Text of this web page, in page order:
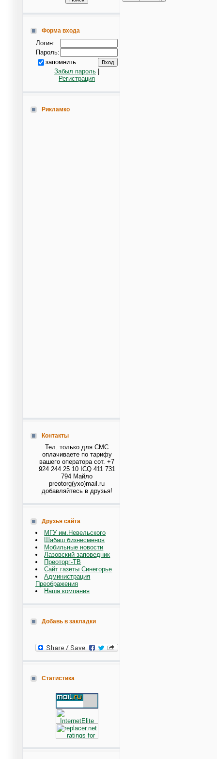
Форма входа
Логин:
Пароль:
запомнить
Забыл пароль
Регистрация
Рикламко
Контакты
Тел. только для СМС
оплачиваете по тарифу
вашего оператора сот. +7
924 244 25 10 ICQ 411 731
794 Майло
preotorg(ухо)mail.ru
добавляйтесь в друзья!
Друзья сайта
МГУ им.Невельского
Шабаш бизнесменов
Мобильные новости
Лазовский заповедник
Преоторг-ТВ
Сайт газеты Синегорье
Администрация
Преображения
Наша компания
Добавь в закладки
Статистика